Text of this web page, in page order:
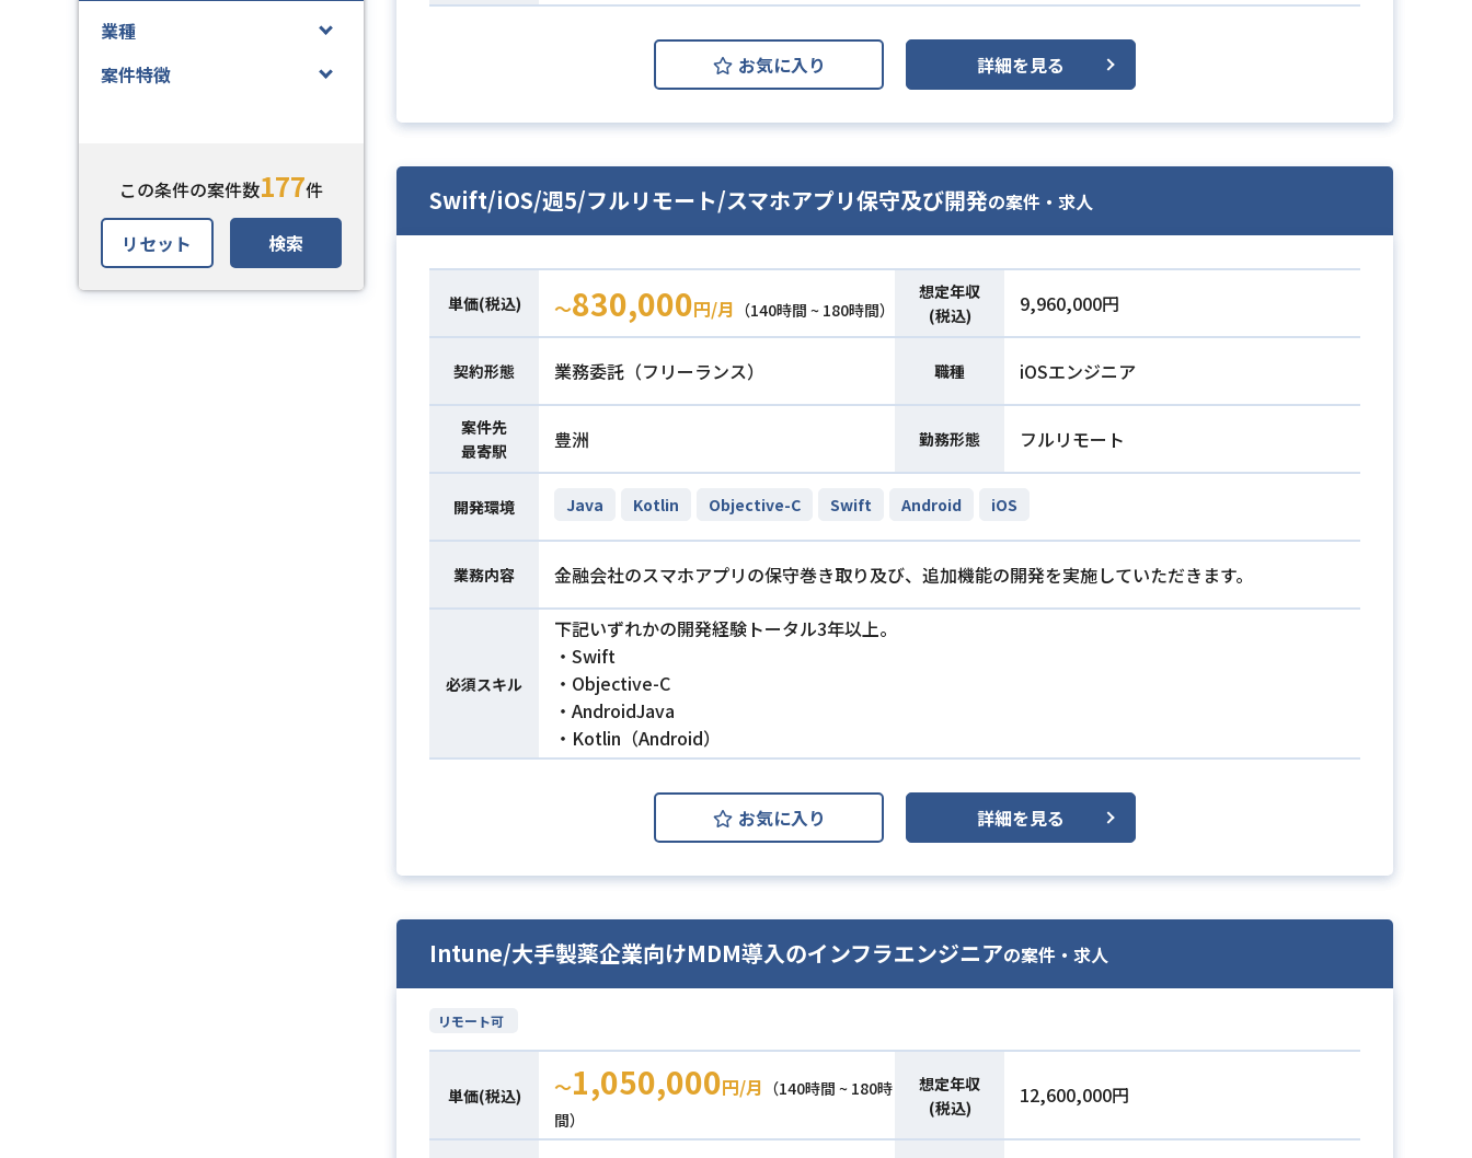
業種
案件特徴
この条件の案件数177件
リセット 検索
お気に入り 詳細を見る
Swift/iOS/週5/フルリモート/スマホアプリ保守及び開発の案件・求人
単価(税込) 〜830,000円/月 （140時間 ~ 180時間）
想定年収
(税込)
9,960,000円
契約形態 業務委託（フリーランス） 職種 iOSエンジニア
案件先
最寄駅
豊洲 勤務形態 フルリモート
開発環境 Java Kotlin Objective-C Swift Android iOS
業務内容 金融会社のスマホアプリの保守巻き取り及び、追加機能の開発を実施していただきます。
必須スキル
下記いずれかの開発経験トータル3年以上。
・Swift
・Objective-C
・AndroidJava
・Kotlin（Android）
お気に入り 詳細を見る
Intune/大手製薬企業向けMDM導入のインフラエンジニアの案件・求人
リモート可
単価(税込) 〜1,050,000円/月 （140時間 ~ 180時
間）
想定年収
(税込)
12,600,000円